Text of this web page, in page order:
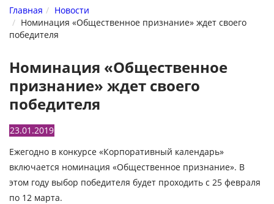
Главная
Новости
Номинация «Общественное признание» ждет своего
победителя
Номинация «Общественное
признание» ждет своего
победителя
23.01.2019
Ежегодно в конкурсе «Корпоративный календарь»
включается номинация «Общественное признание». В
этом году выбор победителя будет проходить с 25 февраля
по 12 марта.